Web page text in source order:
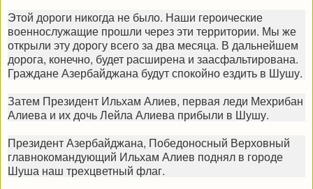
Этой дороги никогда не было. Наши героические
военнослужащие прошли через эти территории. Мы же
открыли эту дорогу всего за два месяца. В дальнейшем
дорога, конечно, будет расширена и заасфальтирована.
Граждане Азербайджана будут спокойно ездить в Шушу.
Затем Президент Ильхам Алиев, первая леди Мехрибан
Алиева и их дочь Лейла Алиева прибыли в Шушу.
Президент Азербайджана, Победоносный Верховный
главнокомандующий Ильхам Алиев поднял в городе
Шуша наш трехцветный флаг.